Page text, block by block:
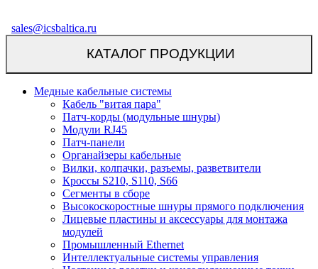
sales@icsbaltica.ru
КАТАЛОГ ПРОДУКЦИИ
Медные кабельные системы
Кабель "витая пара"
Патч-корды (модульные шнуры)
Модули RJ45
Патч-панели
Органайзеры кабельные
Вилки, колпачки, разъемы, разветвители
Кроссы S210, S110, S66
Сегменты в сборе
Высокоскоростные шнуры прямого подключения
Лицевые пластины и аксессуары для монтажа
модулей
Промышленный Ethernet
Интеллектуальные системы управления